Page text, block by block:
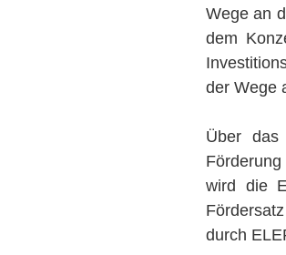
Wege an
dem
der Wege
Über das
wird die
durch